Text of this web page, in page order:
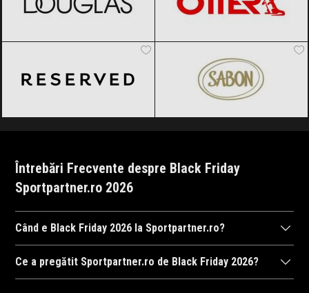
Întrebări Frecvente despre Black Friday
Sportpartner.ro 2026
Când e Black Friday 2026 la Sportpartner.ro?
Sportpartner.ro va organiza Black Friday 2026, probabil în
Ce a pregătit Sportpartner.ro de Black Friday 2026?